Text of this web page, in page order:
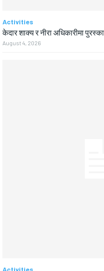
Activities
केदार शाक्य र नीरा अधिकारीमा
August 4, 2026
Activities